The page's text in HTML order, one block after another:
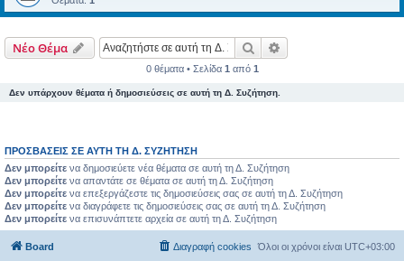
Νέο Θέμα Αναζήτηση
0 θέματα • Σελίδα 1 από 1
Δεν υπάρχουν θέματα ή δημοσιεύσεις σε αυτή τη Δ. Συζήτηση.
ΠΡΟΣΒΆΣΕΙΣ ΣΕ ΑΥΤΉ ΤΗ Δ. ΣΥΖΉΤΗΣΗ
Δεν μπορείτε να δημοσιεύετε νέα θέματα σε αυτή τη Δ. Συζήτηση
Δεν μπορείτε να απαντάτε σε θέματα σε αυτή τη Δ. Συζήτηση
Δεν μπορείτε να επεξεργάζεστε τις δημοσιεύσεις σας σε αυτή τη Δ. Συζήτηση
Δεν μπορείτε να διαγράφετε τις δημοσιεύσεις σας σε αυτή τη Δ. Συζήτηση
Δεν μπορείτε να επισυνάπτετε αρχεία σε αυτή τη Δ. Συζήτηση
Board Όλοι οι χρόνοι είναι UTC+03:00
Διαγραφή cookies